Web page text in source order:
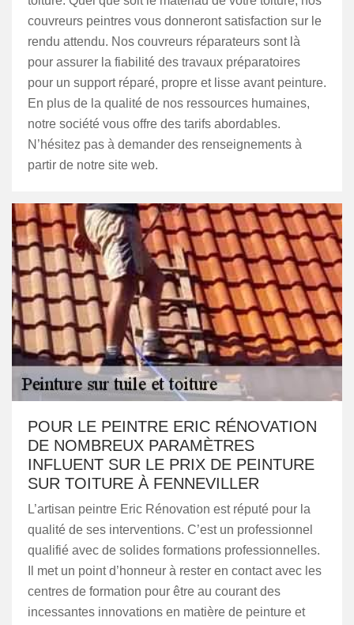
couvreurs peintres vous donneront satisfaction sur le
rendu attendu. Nos couvreurs réparateurs sont là
pour assurer la fiabilité des travaux préparatoires
pour un support réparé, propre et lisse avant peinture.
En plus de la qualité de nos ressources humaines,
notre société vous offre des tarifs abordables.
N’hésitez pas à demander des renseignements à
partir de notre site web.
POUR LE PEINTRE ERIC RÉNOVATION
DE NOMBREUX PARAMÈTRES
INFLUENT SUR LE PRIX DE PEINTURE
SUR TOITURE À FENNEVILLER
L’artisan peintre Eric Rénovation est réputé pour la
qualité de ses interventions. C’est un professionnel
qualifié avec de solides formations professionnelles.
Il met un point d’honneur à rester en contact avec les
centres de formation pour être au courant des
incessantes innovations en matière de peinture et